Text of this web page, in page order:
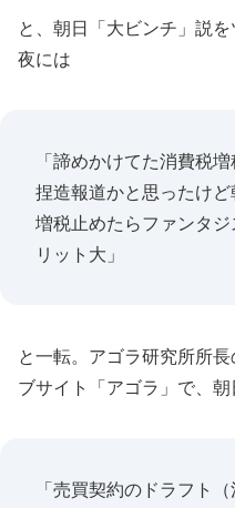
と、朝日「大ビンチ」説
夜には
「諦めかけてた消費税
捏造報道かと思ったけ
増税止めたらファンタ
リット大」
と一転。アゴラ研究所所
ブサイト「アゴラ」で、
「売買契約のドラフト